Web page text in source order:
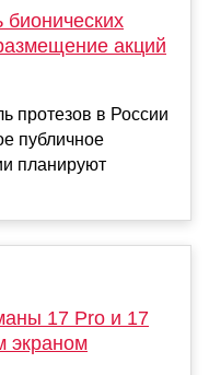
бионических
акций
протезов в России
публичное
планируют
17 Pro и 17
экраном